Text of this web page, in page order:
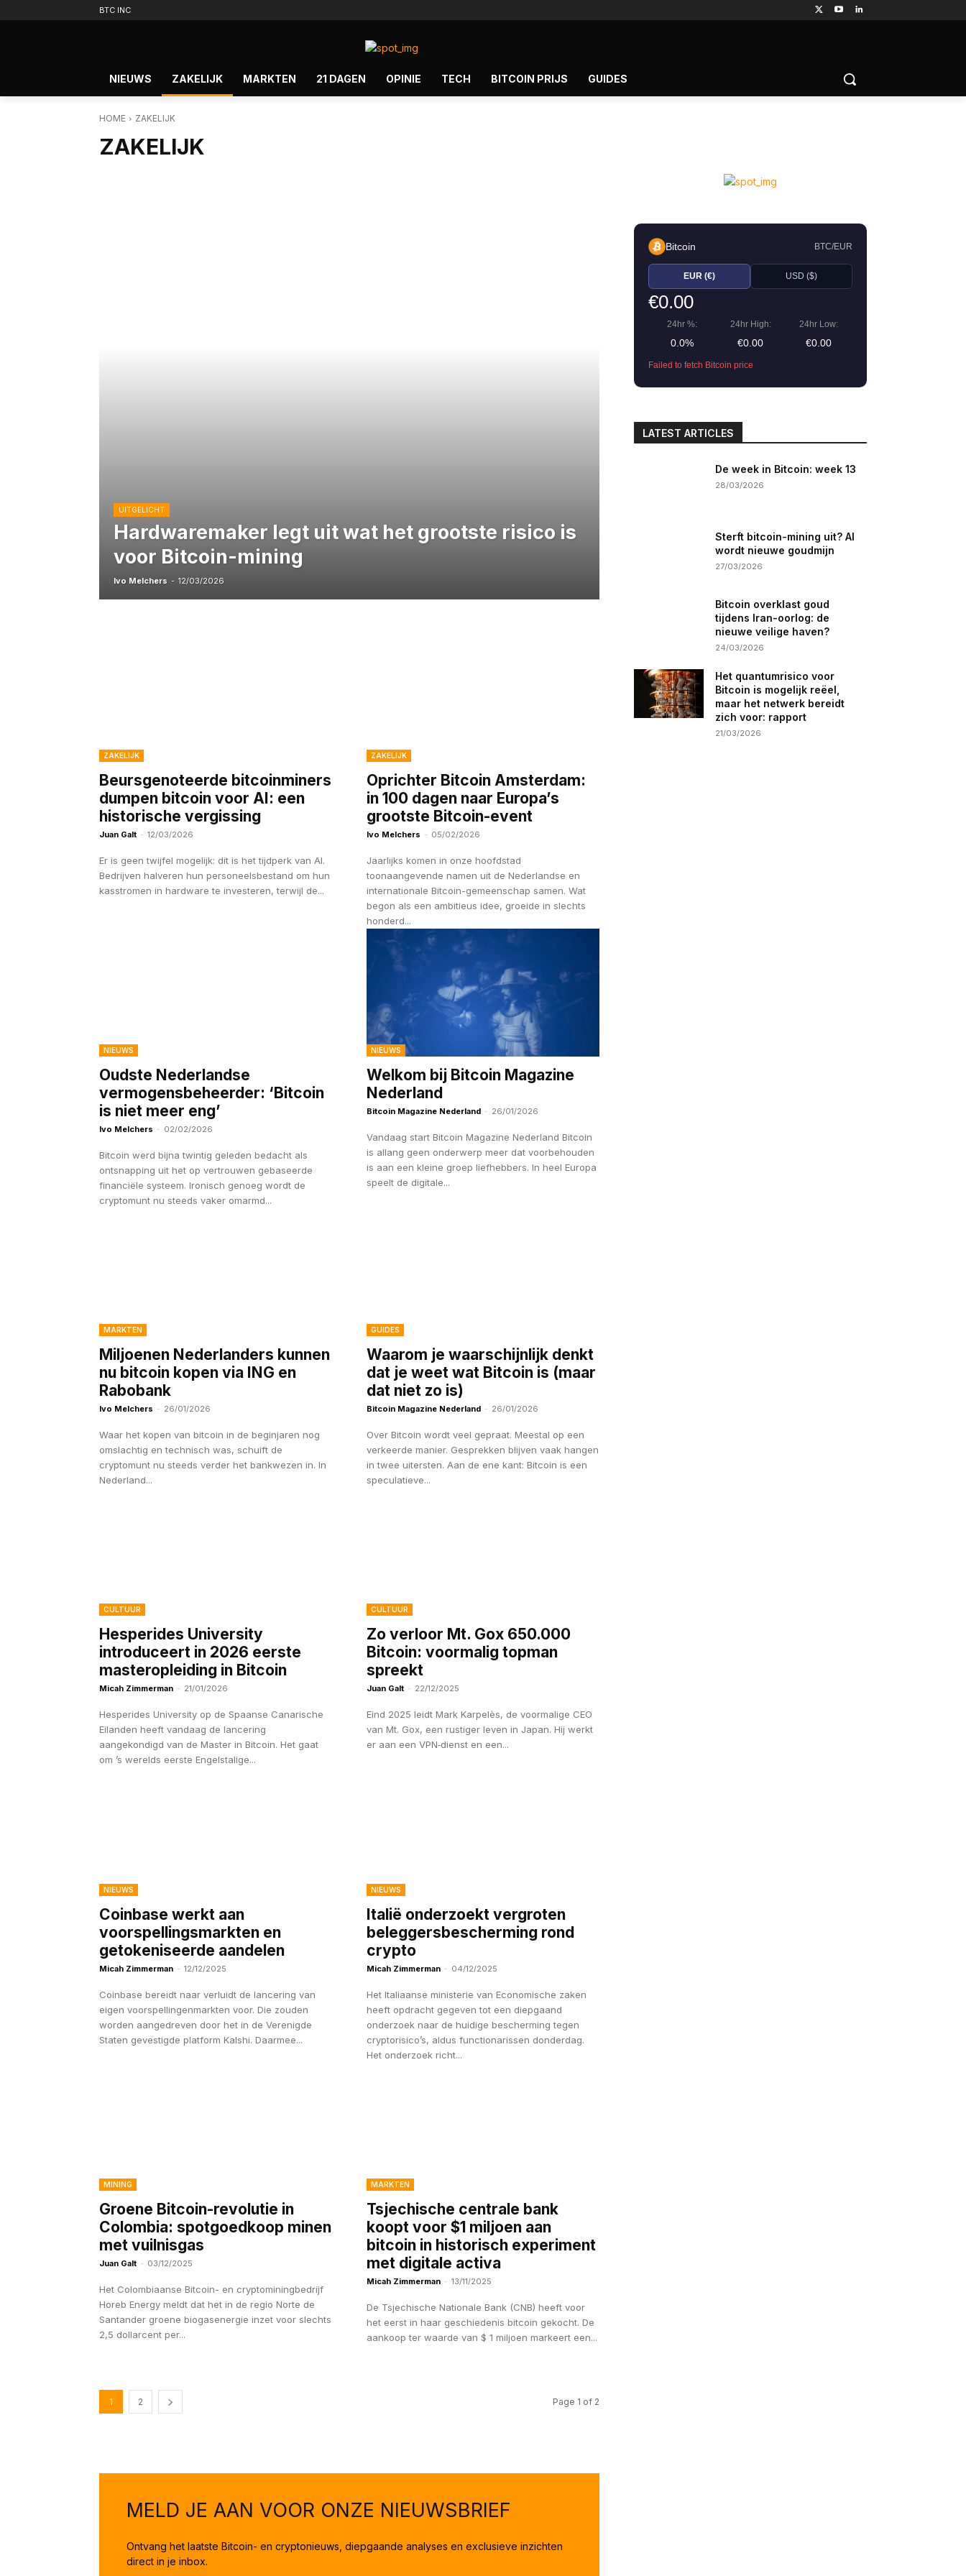
BTC INC
NIEUWS ZAKELIJK MARKTEN 21 DAGEN OPINIE TECH BITCOIN PRIJS GUIDES
HOME ZAKELIJK
ZAKELIJK
UITGELICHT
Hardwaremaker legt uit wat het grootste risico is
voor Bitcoin-mining
Ivo Melchers - 12/03/2026
ZAKELIJK
Beursgenoteerde bitcoinminers
dumpen bitcoin voor AI: een
historische vergissing
Juan Galt - 12/03/2026
Er is geen twijfel mogelijk: dit is het tijdperk van AI.
Bedrijven halveren hun personeelsbestand om hun
kasstromen in hardware te investeren, terwijl de...
ZAKELIJK
Oprichter Bitcoin Amsterdam:
in 100 dagen naar Europa’s
grootste Bitcoin-event
Ivo Melchers - 05/02/2026
Jaarlijks komen in onze hoofdstad
toonaangevende namen uit de Nederlandse en
internationale Bitcoin-gemeenschap samen. Wat
begon als een ambitieus idee, groeide in slechts
honderd...
NIEUWS
Oudste Nederlandse
vermogensbeheerder: ‘Bitcoin
is niet meer eng’
Ivo Melchers - 02/02/2026
Bitcoin werd bijna twintig geleden bedacht als
ontsnapping uit het op vertrouwen gebaseerde
financiële systeem. Ironisch genoeg wordt de
cryptomunt nu steeds vaker omarmd...
NIEUWS
Welkom bij Bitcoin Magazine
Nederland
Bitcoin Magazine Nederland - 26/01/2026
Vandaag start Bitcoin Magazine Nederland Bitcoin
is allang geen onderwerp meer dat voorbehouden
is aan een kleine groep liefhebbers. In heel Europa
speelt de digitale...
MARKTEN
Miljoenen Nederlanders kunnen
nu bitcoin kopen via ING en
Rabobank
Ivo Melchers - 26/01/2026
Waar het kopen van bitcoin in de beginjaren nog
omslachtig en technisch was, schuift de
cryptomunt nu steeds verder het bankwezen in. In
Nederland...
GUIDES
Waarom je waarschijnlijk denkt
dat je weet wat Bitcoin is (maar
dat niet zo is)
Bitcoin Magazine Nederland - 26/01/2026
Over Bitcoin wordt veel gepraat. Meestal op een
verkeerde manier. Gesprekken blijven vaak hangen
in twee uitersten. Aan de ene kant: Bitcoin is een
speculatieve...
CULTUUR
Hesperides University
introduceert in 2026 eerste
masteropleiding in Bitcoin
Micah Zimmerman - 21/01/2026
Hesperides University op de Spaanse Canarische
Eilanden heeft vandaag de lancering
aangekondigd van de Master in Bitcoin. Het gaat
om ’s werelds eerste Engelstalige...
CULTUUR
Zo verloor Mt. Gox 650.000
Bitcoin: voormalig topman
spreekt
Juan Galt - 22/12/2025
Eind 2025 leidt Mark Karpelès, de voormalige CEO
van Mt. Gox, een rustiger leven in Japan. Hij werkt
er aan een VPN‑dienst en een...
NIEUWS
Coinbase werkt aan
voorspellingsmarkten en
getokeniseerde aandelen
Micah Zimmerman - 12/12/2025
Coinbase bereidt naar verluidt de lancering van
eigen voorspellingenmarkten voor. Die zouden
worden aangedreven door het in de Verenigde
Staten gevestigde platform Kalshi. Daarmee...
NIEUWS
Italië onderzoekt vergroten
beleggersbescherming rond
crypto
Micah Zimmerman - 04/12/2025
Het Italiaanse ministerie van Economische zaken
heeft opdracht gegeven tot een diepgaand
onderzoek naar de huidige bescherming tegen
cryptorisico’s, aldus functionarissen donderdag.
Het onderzoek richt...
MINING
Groene Bitcoin-revolutie in
Colombia: spotgoedkoop minen
met vuilnisgas
Juan Galt - 03/12/2025
Het Colombiaanse Bitcoin- en cryptominingbedrijf
Horeb Energy meldt dat het in de regio Norte de
Santander groene biogasenergie inzet voor slechts
2,5 dollarcent per...
MARKTEN
Tsjechische centrale bank
koopt voor $1 miljoen aan
bitcoin in historisch experiment
met digitale activa
Micah Zimmerman - 13/11/2025
De Tsjechische Nationale Bank (CNB) heeft voor
het eerst in haar geschiedenis bitcoin gekocht. De
aankoop ter waarde van $ 1 miljoen markeert een...
1 2 Page 1 of 2
MELD JE AAN VOOR ONZE NIEUWSBRIEF
Ontvang het laatste Bitcoin- en cryptonieuws, diepgaande analyses en exclusieve inzichten
direct in je inbox.
Bitcoin BTC/EUR
EUR (€) USD ($)
€0.00
24hr %:
0.0%
24hr High:
€0.00
24hr Low:
€0.00
Failed to fetch Bitcoin price
LATEST ARTICLES
De week in Bitcoin: week 13
28/03/2026
Sterft bitcoin-mining uit? AI
wordt nieuwe goudmijn
27/03/2026
Bitcoin overklast goud
tijdens Iran-oorlog: de
nieuwe veilige haven?
24/03/2026
Het quantumrisico voor
Bitcoin is mogelijk reëel,
maar het netwerk bereidt
zich voor: rapport
21/03/2026